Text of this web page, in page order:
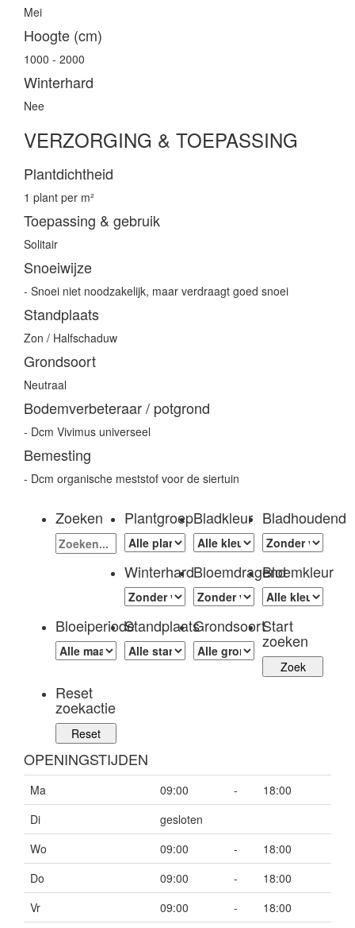
Mei
Hoogte (cm)
1000 - 2000
Winterhard
Nee
VERZORGING & TOEPASSING
Plantdichtheid
1 plant per m²
Toepassing & gebruik
Solitair
Snoeiwijze
- Snoei niet noodzakelijk, maar verdraagt goed snoei
Standplaats
Zon / Halfschaduw
Grondsoort
Neutraal
Bodemverbeteraar / potgrond
- Dcm Vivimus universeel
Bemesting
- Dcm organische meststof voor de siertuin
Zoeken PlantgroepBladkleur Bladhoudend
WinterhardBloemdragendBloemkleur
BloeiperiodeStandplaatsGrondsoortStart
zoeken
Reset
zoekactie
OPENINGSTIJDEN
Ma 09:00 -
18:00
Di
gesloten
Wo
09:00 -
18:00
Do
09:00 -
18:00
Vr
09:00 -
18:00